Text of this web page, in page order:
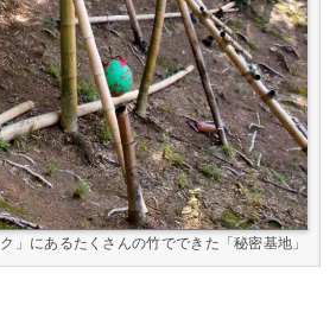
」にあるたくさんの竹でできた「秘密基地」